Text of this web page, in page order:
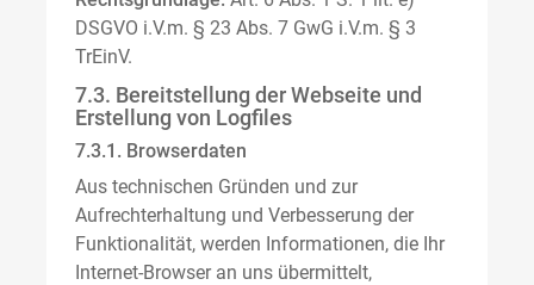
DSGVO i.V.m. § 23 Abs. 7 GwG i.V.m. § 3
TrEinV.
7.3. Bereitstellung der Webseite und
Erstellung von Logfiles
7.3.1. Browserdaten
Aus technischen Gründen und zur
Aufrechterhaltung und Verbesserung der
Funktionalität, werden Informationen, die Ihr
Internet-Browser an uns übermittelt,